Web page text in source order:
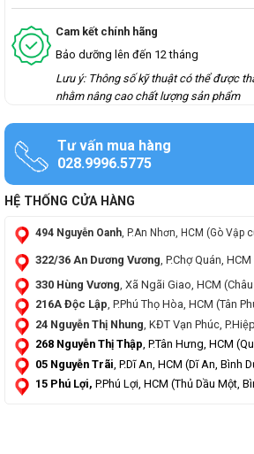
Cam kết chính hãng
Bảo dưỡng lên đến 12 tháng
Lưu ý: Thông số kỹ thuật có thể được
nhằm nâng cao chất lượng sản phẩm
Tư vấn mua hàng
028.9996.5775
HỆ THỐNG CỬA HÀNG
494 Nguyễn Oanh, P.An Nhơn, HCM (Gò Vập
322/36 An Dương Vương , P.Chợ Quán,
330 Hùng Vương , Xã Ngãi Giao, HCM
216A Độc Lập, P.Phú Thọ Hòa, HCM (Tân
24 Nguyễn Thị Nhung , KĐT Vạn Phúc,
268 Nguyễn Thị Thập, P.Tân Hưng, HCM
05 Nguyễn Trãi , P.Dĩ An, HCM (Dĩ An, Bình
15 Phú Lợi, P.Phú Lợi, HCM (Thủ Dầu Một,